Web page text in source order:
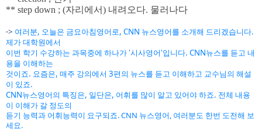
** step down ; (자리에서) 내려오다. 물러나다
-> 여러분, 오늘은 금요아침영어로, CNN 뉴스영어를 소개해 드리겠습니다.
제가 대학원에서
이번 학기 수강하는 과목중에 하나가 '시사영어'입니다. CNN뉴스를 듣고 내
용을 이해하는
것이죠. 요즘은, 매주 강의에서 3편의 뉴스를 듣고 이해하고 교수님의 해설
이 있죠.
CNN뉴스영어의 특징은, 일단은, 어휘를 많이 알고 있어야 하죠. 전체 내용
이 이해가 갈 정도의
듣기 능력과 어휘능력이 요구되죠. CNN 뉴스영어, 여러분도 한번 도전해 보
세요.